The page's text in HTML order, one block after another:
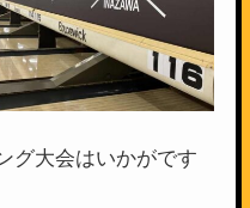
グ大会はいかがです